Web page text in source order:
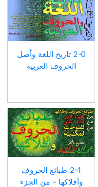
2-0 تاريخ اللغة وأصل
الحروف العربية
2-1 طبائع الحروف
وأفلاكها - من الجزء